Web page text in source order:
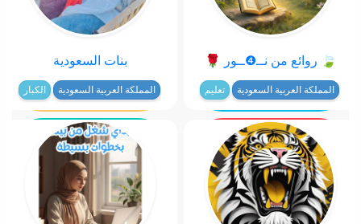
🍃 روائع من نــ❹ــور 🌹
المملكة العربية السعودية تعليم
بنات السعودية
المملكة العربية السعودية الكبار